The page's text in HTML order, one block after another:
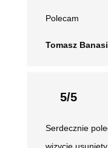
Polecam
Tomasz
5/5
Serdecznie